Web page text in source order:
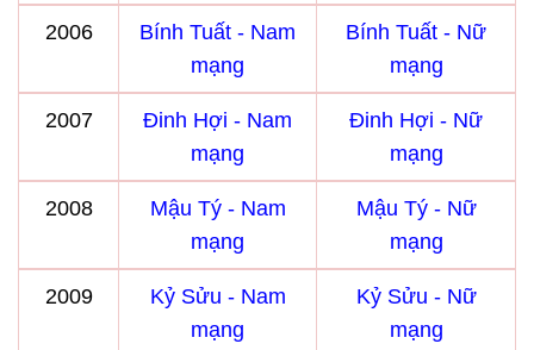
2006
Bính Tuất - Nam
mạng
Bính Tuất - Nữ
mạng
2007
Đinh Hợi - Nam
mạng
Đinh Hợi - Nữ
mạng
2008
Mậu Tý - Nam
mạng
Mậu Tý - Nữ
mạng
2009
Kỷ Sửu - Nam
mạng
Kỷ Sửu - Nữ
mạng